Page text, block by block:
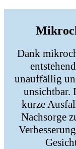
Dank
unauffällig
unsichtbar.
kurze
Nachsorge